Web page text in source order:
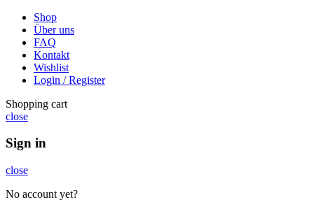
Shop
Über uns
FAQ
Kontakt
Wishlist
Login / Register
Shopping cart
close
Sign in
close
No account yet?